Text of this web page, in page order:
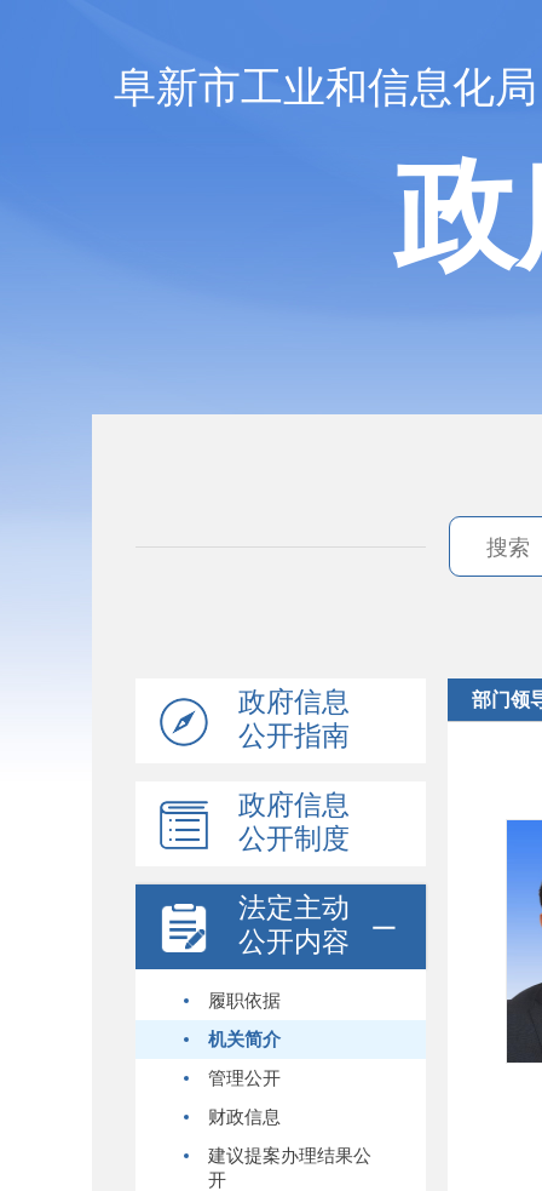
阜新市工业和信息化局
政府信息
公开指南
政府信息
公开制度
法定主动
公开内容
履职依据
机关简介
管理公开
财政信息
建议提案办理结果公
开
部门领